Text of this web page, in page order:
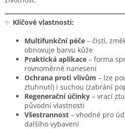
✨ Klíčové vlastnosti:
Multifunkční péče – čistí,
obnovuje barvu kůže
Praktická aplikace – forma
rovnoměrné nanesení
Ochrana proti vlivům – lze
ztuhnutí) i suchou (zabrání
Regenerační účinky – vrací
původní vlastnosti
Všestrannost – vhodné pro
dalšího vybavení